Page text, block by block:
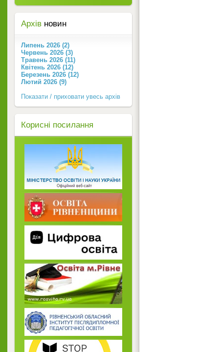
Архів новин
Липень 2026 (2)
Червень 2026 (3)
Травень 2026 (11)
Квітень 2026 (12)
Березень 2026 (12)
Лютий 2026 (9)
Показати / приховати увесь архів
Корисні посилання